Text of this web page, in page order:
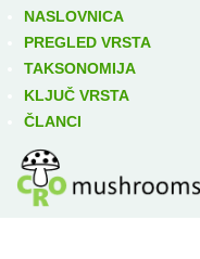
NASLOVNICA
PREGLED VRSTA
TAKSONOMIJA
KLJUČ VRSTA
ČLANCI
Izravno